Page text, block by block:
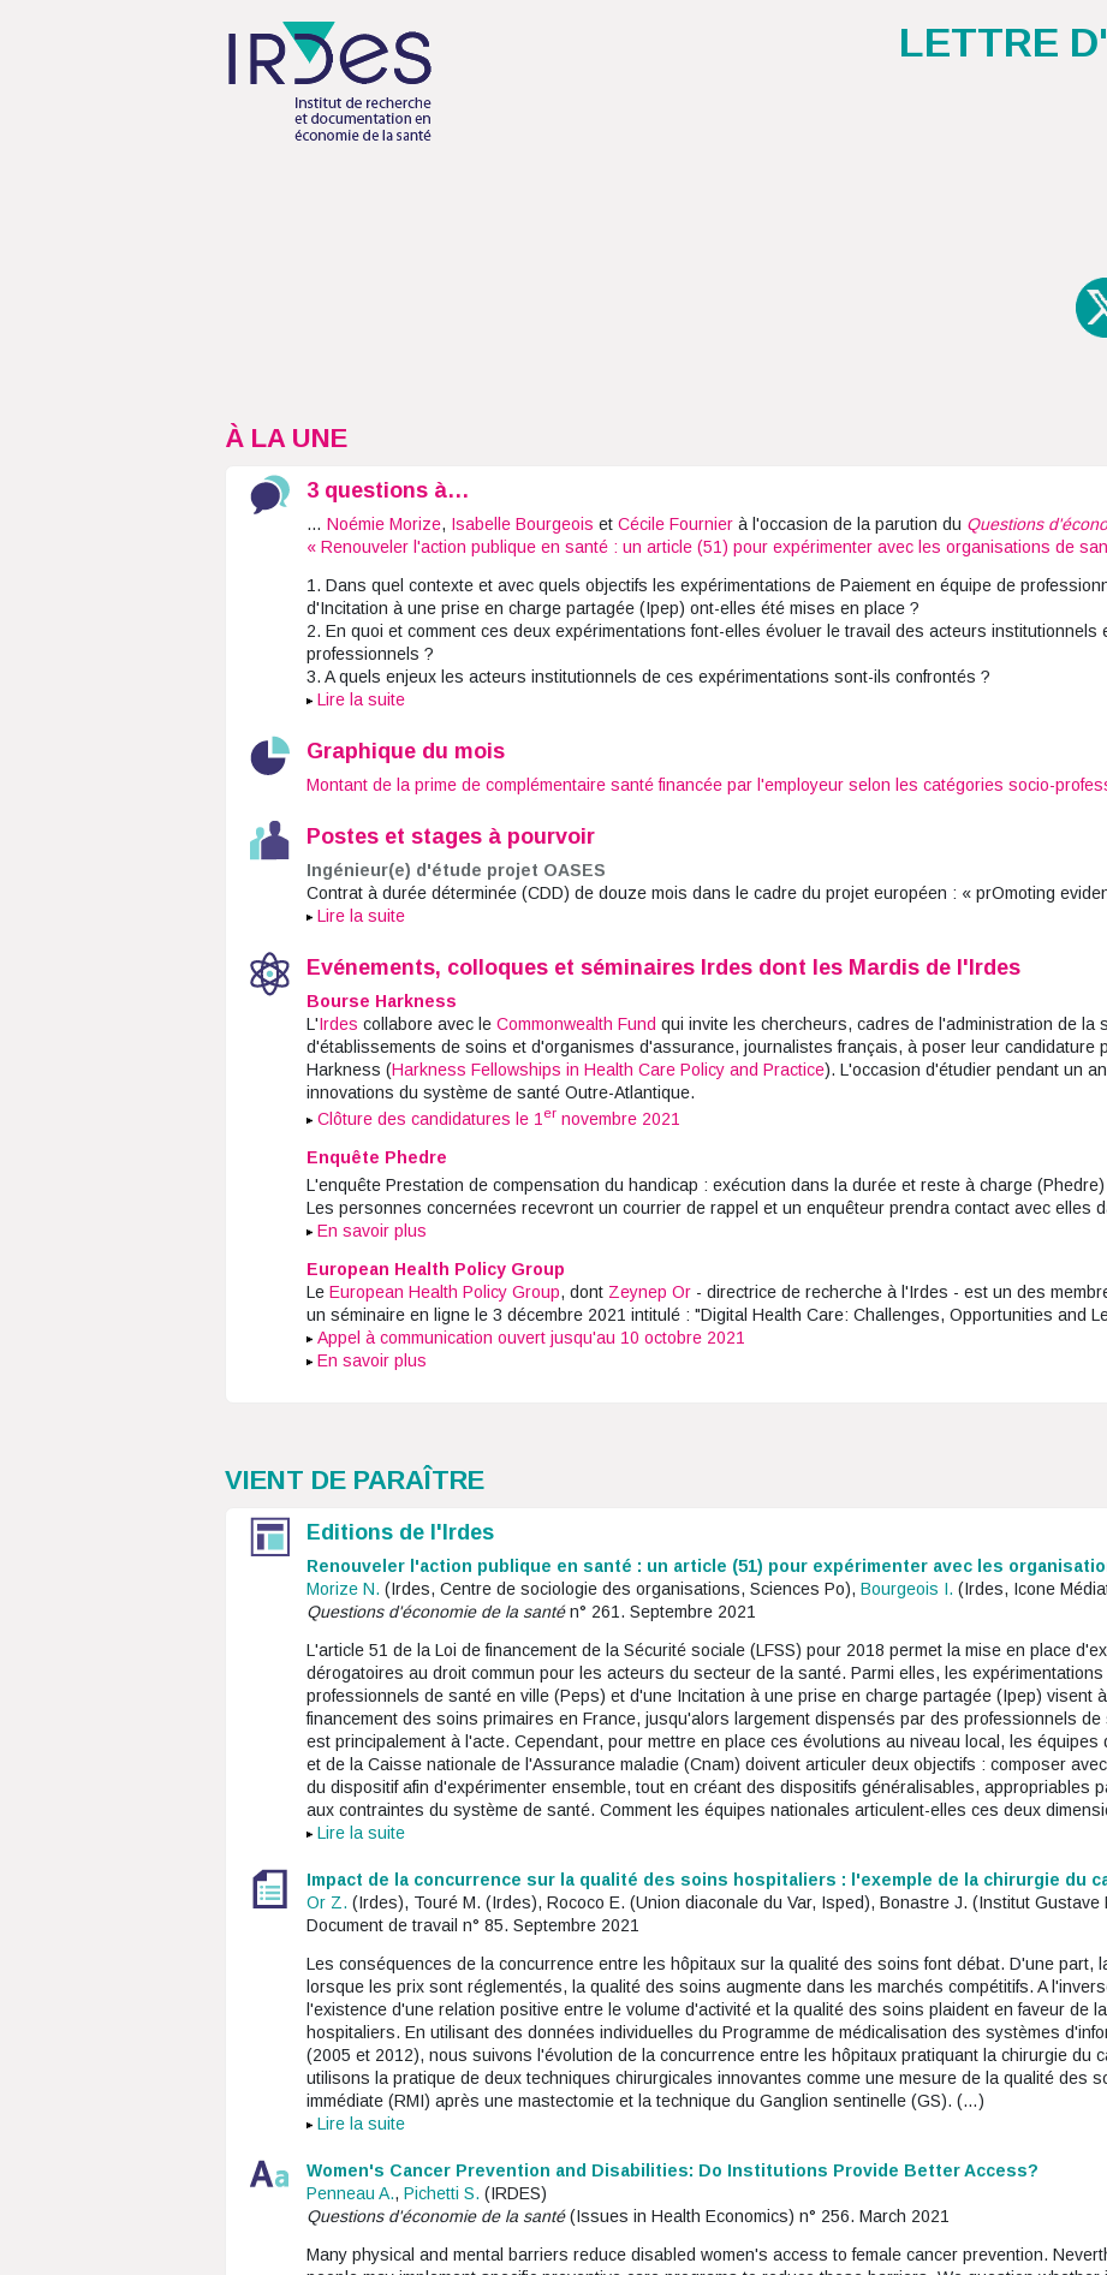
LETTRE
À LA UNE
3 questions à…
… Noémie Morize, Isabelle Bourgeois et Cécile Fournier à l'occasion de la parution du Questions
« Renouveler l'action publique en santé : un article (51) pour expérimenter avec les organisations de
1. Dans quel contexte et avec quels objectifs les expérimentations de Paiement en équipe de
d'Incitation à une prise en charge partagée (Ipep) ont-elles été mises en place ?
2. En quoi et comment ces deux expérimentations font-elles évoluer le travail des acteurs institutionnels
professionnels ?
3. A quels enjeux les acteurs institutionnels de ces expérimentations sont-ils confrontés ?
Lire la suite
Graphique du mois
Montant de la prime de complémentaire santé financée par l'employeur selon les catégories socio-
Postes et stages à pourvoir
Ingénieur(e) d'étude projet OASES
Contrat à durée déterminée (CDD) de douze mois dans le cadre du projet européen : « prOmoting
Lire la suite
Evénements, colloques et séminaires Irdes dont les Mardis de l'Irdes
Bourse Harkness
L'Irdes collabore avec le Commonwealth Fund qui invite les chercheurs, cadres de l'administration de la
d'établissements de soins et d'organismes d'assurance, journalistes français, à poser leur candidature
Harkness (Harkness Fellowships in Health Care Policy and Practice). L'occasion d'étudier pendant un
innovations du système de santé Outre-Atlantique.
Clôture des candidatures le 1er novembre 2021
Enquête Phedre
L'enquête Prestation de compensation du handicap : exécution dans la durée et reste à charge (Phedre)
Les personnes concernées recevront un courrier de rappel et un enquêteur prendra contact avec elles
En savoir plus
European Health Policy Group
Le European Health Policy Group, dont Zeynep Or - directrice de recherche à l'Irdes - est un des
un séminaire en ligne le 3 décembre 2021 intitulé : "Digital Health Care: Challenges, Opportunities and
Appel à communication ouvert jusqu'au 10 octobre 2021
En savoir plus
VIENT DE PARAÎTRE
Editions de l'Irdes
Renouveler l'action publique en santé : un article (51) pour expérimenter avec les
Morize N. (Irdes, Centre de sociologie des organisations, Sciences Po), Bourgeois I. (Irdes, Icone
Questions d'économie de la santén° 261. Septembre 2021
L'article 51 de la Loi de financement de la Sécurité sociale (LFSS) pour 2018 permet la mise en place
dérogatoires au droit commun pour les acteurs du secteur de la santé. Parmi elles, les
professionnels de santé en ville (Peps) et d'une Incitation à une prise en charge partagée (Ipep) visent
financement des soins primaires en France, jusqu'alors largement dispensés par des professionnels
est principalement à l'acte. Cependant, pour mettre en place ces évolutions au niveau local, les
et de la Caisse nationale de l'Assurance maladie (Cnam) doivent articuler deux objectifs : composer
du dispositif afin d'expérimenter ensemble, tout en créant des dispositifs généralisables, appropriables
aux contraintes du système de santé. Comment les équipes nationales articulent-elles ces deux
Lire la suite
Impact de la concurrence sur la qualité des soins hospitaliers : l'exemple de la chirurgie du
Or Z. (Irdes), Touré M. (Irdes), Rococo E. (Union diaconale du Var, Isped), Bonastre J. (Institut Gustave
Document de travail n° 85. Septembre 2021
Les conséquences de la concurrence entre les hôpitaux sur la qualité des soins font débat. D'une part,
lorsque les prix sont réglementés, la qualité des soins augmente dans les marchés compétitifs. A
l'existence d'une relation positive entre le volume d'activité et la qualité des soins plaident en faveur de
hospitaliers. En utilisant des données individuelles du Programme de médicalisation des systèmes
(2005 et 2012), nous suivons l'évolution de la concurrence entre les hôpitaux pratiquant la chirurgie du
utilisons la pratique de deux techniques chirurgicales innovantes comme une mesure de la qualité des
immédiate (RMI) après une mastectomie et la technique du Ganglion sentinelle (GS). (…)
Lire la suite
Women's Cancer Prevention and Disabilities: Do Institutions Provide Better Access?
Penneau A., Pichetti S. (IRDES)
Questions d'économie de la santé(Issues in Health Economics) n° 256. March 2021
Many physical and mental barriers reduce disabled women's access to female cancer prevention.